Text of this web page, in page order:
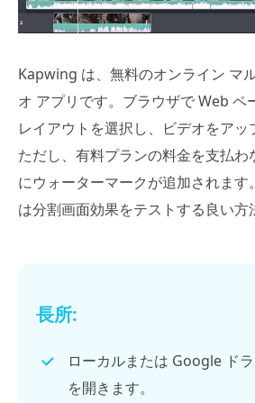
Kapwing は、無料のオンライン マ
オ アプリです。ブラウザで Web ペ
レイアウトを選択し、ビデオをアッ
ただし、有料プランの料金を支払わ
にウォーターマークが追加されま
は分割画面効果をテストする良い方
長所:
ローカルまたは Google ド
を開きます。